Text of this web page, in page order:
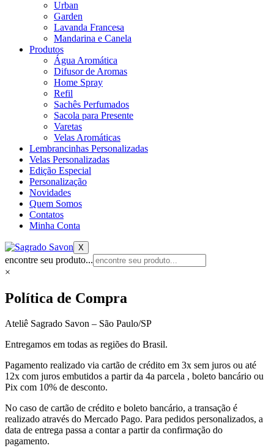
Urban
Garden
Lavanda Francesa
Mandarina e Canela
Produtos
Água Aromática
Difusor de Aromas
Home Spray
Refil
Sachês Perfumados
Sacola para Presente
Varetas
Velas Aromáticas
Lembrancinhas Personalizadas
Velas Personalizadas
Edição Especial
Personalização
Novidades
Quem Somos
Contatos
Minha Conta
X
encontre seu produto...
×
Política de Compra
Ateliê Sagrado Savon – São Paulo/SP
Entregamos em todas as regiões do Brasil.
Pagamento realizado via cartão de crédito em 3x sem juros ou até
12x com juros embutidos a partir da 4a parcela , boleto bancário ou
Pix com 10% de desconto.
No caso de cartão de crédito e boleto bancário, a transação é
realizado através do Mercado Pago. Para pedidos personalizados, a
data de entrega passa a contar a partir da confirmação do
pagamento.